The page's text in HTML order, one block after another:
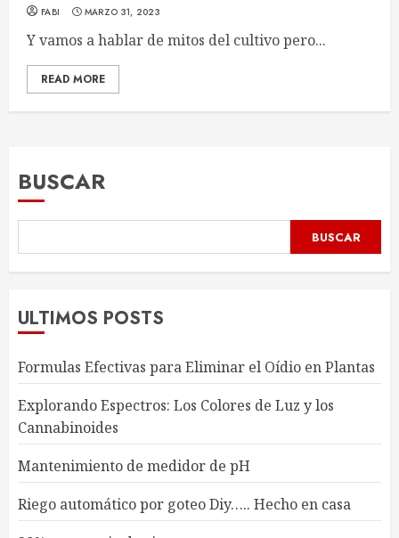
FABI MARZO 31, 2023
Y vamos a hablar de mitos del cultivo pero...
READ MORE
BUSCAR
BUSCAR
ULTIMOS POSTS
Formulas Efectivas para Eliminar el Oídio en Plantas
Explorando Espectros: Los Colores de Luz y los
Cannabinoides
Mantenimiento de medidor de pH
Riego automático por goteo Diy….. Hecho en casa